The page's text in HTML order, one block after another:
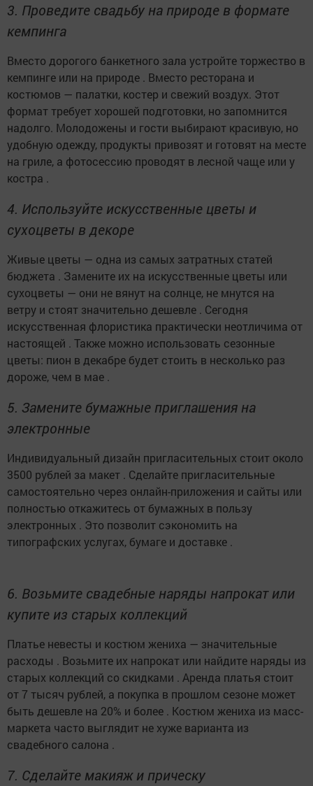
3. Проведите свадьбу на природе в формате
кемпинга
Вместо дорогого банкетного зала устройте торжество в
кемпинге или на природе . Вместо ресторана и
костюмов — палатки, костер и свежий воздух. Этот
формат требует хорошей подготовки, но запомнится
надолго. Молодожены и гости выбирают красивую, но
удобную одежду, продукты привозят и готовят на месте
на гриле, а фотосессию проводят в лесной чаще или у
костра .
4. Используйте искусственные цветы и
сухоцветы в декоре
Живые цветы — одна из самых затратных статей
бюджета . Замените их на искусственные цветы или
сухоцветы — они не вянут на солнце, не мнутся на
ветру и стоят значительно дешевле . Сегодня
искусственная флористика практически неотличима от
настоящей . Также можно использовать сезонные
цветы: пион в декабре будет стоить в несколько раз
дороже, чем в мае .
5. Замените бумажные приглашения на
электронные
Индивидуальный дизайн пригласительных стоит около
3500 рублей за макет . Сделайте пригласительные
самостоятельно через онлайн-приложения и сайты или
полностью откажитесь от бумажных в пользу
электронных . Это позволит сэкономить на
типографских услугах, бумаге и доставке .
6. Возьмите свадебные наряды напрокат или
купите из старых коллекций
Платье невесты и костюм жениха — значительные
расходы . Возьмите их напрокат или найдите наряды из
старых коллекций со скидками . Аренда платья стоит
от 7 тысяч рублей, а покупка в прошлом сезоне может
быть дешевле на 20% и более . Костюм жениха из масс-
маркета часто выглядит не хуже варианта из
свадебного салона .
7. Сделайте макияж и прическу